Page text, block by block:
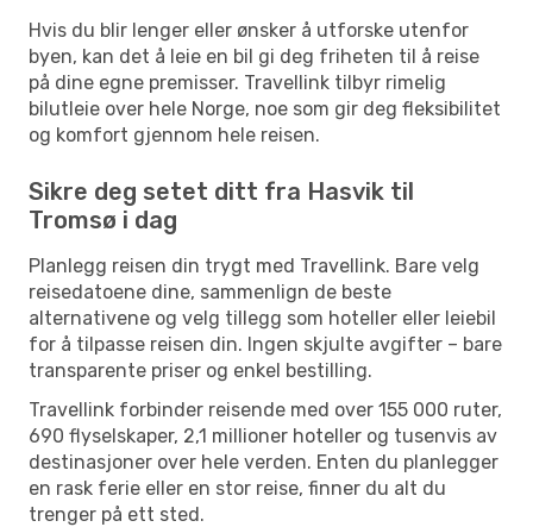
Hvis du blir lenger eller ønsker å utforske utenfor
byen, kan det å leie en bil gi deg friheten til å reise
på dine egne premisser. Travellink tilbyr rimelig
bilutleie over hele Norge, noe som gir deg fleksibilitet
og komfort gjennom hele reisen.
Sikre deg setet ditt fra Hasvik til
Tromsø i dag
Planlegg reisen din trygt med Travellink. Bare velg
reisedatoene dine, sammenlign de beste
alternativene og velg tillegg som hoteller eller leiebil
for å tilpasse reisen din. Ingen skjulte avgifter – bare
transparente priser og enkel bestilling.
Travellink forbinder reisende med over 155 000 ruter,
690 flyselskaper, 2,1 millioner hoteller og tusenvis av
destinasjoner over hele verden. Enten du planlegger
en rask ferie eller en stor reise, finner du alt du
trenger på ett sted.